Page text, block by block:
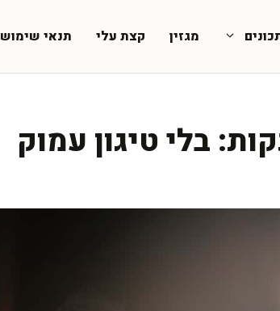
מגזין קצת עלי תנאי שימוש
בלי טיגון עמוק